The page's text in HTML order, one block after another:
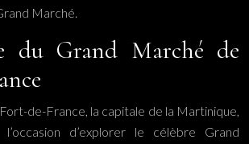
Marché.
du Grand Marché de
de-France, la capitale de la Martinique,
d’explorer le célèbre Grand